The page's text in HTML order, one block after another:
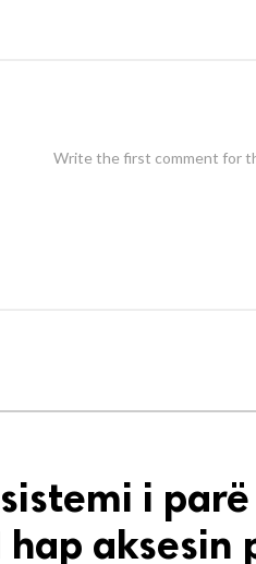
Write the first comment for
i
aksesin